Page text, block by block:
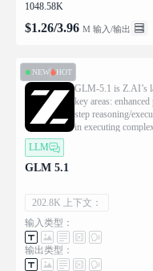
1048.58K
$1.26/3.96 M 输入/输出
NEW HOT
GLM-5.1 is Z.AI’s
key areas:
step reasoning/
in executing
LLM
GLM 5.1
202.8K 上下文：
输入类型：
输出类型：